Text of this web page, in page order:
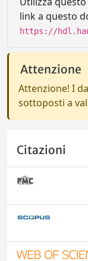
link a questo
https://
Attenzione
Attenzione! I
sottoposti a
Citazioni